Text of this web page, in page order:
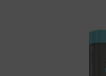
Bildergalerie überspringen